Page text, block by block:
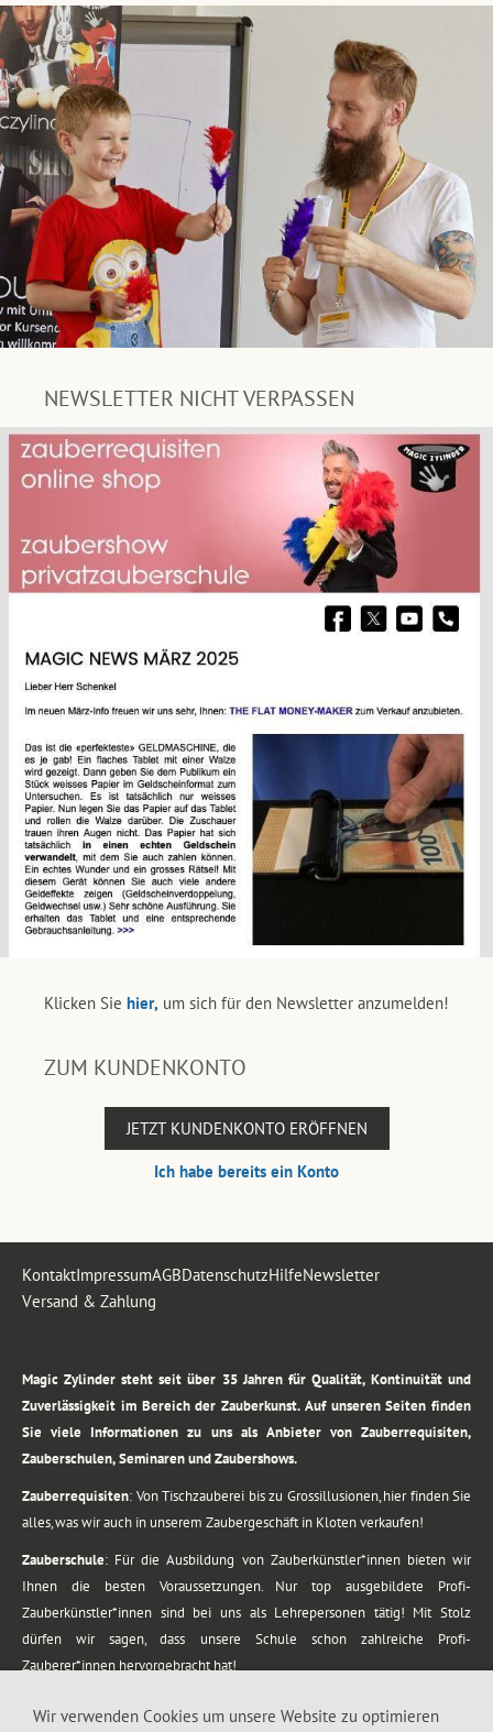
NEWSLETTER NICHT VERPASSEN
Klicken Sie hier, um sich für den Newsletter anzumelden!
ZUM KUNDENKONTO
JETZT KUNDENKONTO ERÖFFNEN
Ich habe bereits ein Konto
KontaktImpressumAGBDatenschutzHilfeNewsletter
Versand & Zahlung
Magic Zylinder steht seit über 35 Jahren für Qualität, Kontinuität und
Zuverlässigkeit im Bereich der Zauberkunst. Auf unseren Seiten finden
Sie viele Informationen zu uns als Anbieter von Zauberrequisiten,
Zauberschulen, Seminaren und Zaubershows.
Zauberrequisiten: Von Tischzauberei bis zu Grossillusionen, hier finden Sie
alles, was wir auch in unserem Zaubergeschäft in Kloten verkaufen!
Zauberschule: Für die Ausbildung von Zauberkünstler*innen bieten wir
Ihnen die besten Voraussetzungen. Nur top ausgebildete Profi-
Zauberkünstler*innen sind bei uns als Lehrepersonen tätig! Mit Stolz
dürfen wir sagen, dass unsere Schule schon zahlreiche Profi-
Zauberer*innen hervorgebracht hat!
Wir verwenden Cookies um unsere Website zu optimieren